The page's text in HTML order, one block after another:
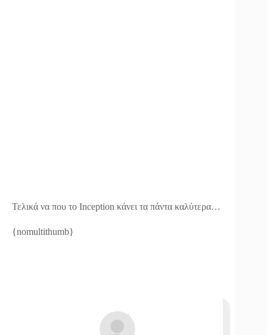
Τελικά να που το Inception κάνει τα πάντα καλύτερα…
{nomultithumb}